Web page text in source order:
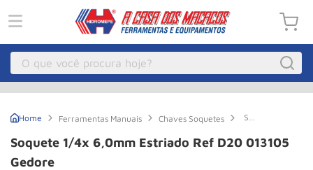
O que você procura hoje?
Ferramentas Manuais Chaves Soquetes
Soquete
6,0mm
Estriado
Soquete 1/4x 6,0mm Estriado Ref D20 013105
Gedore
3 º Macaco Hidraulico